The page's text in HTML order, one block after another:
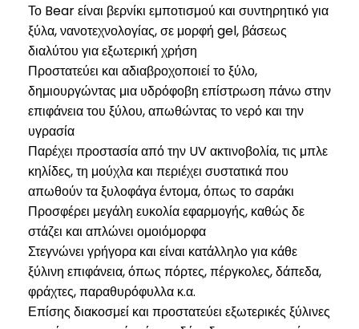
Το Bear είναι βερνίκι εμποτισμού και συντηρητικό για
ξύλα, νανοτεχνολογίας, σε μορφή gel, βάσεως
διαλύτου για εξωτερική χρήση
Προστατεύει και αδιαβροχοποιεί το ξύλο,
δημιουργώντας μια υδρόφοβη επίστρωση πάνω στην
επιφάνεια του ξύλου, απωθώντας το νερό και την
υγρασία
Παρέχει προστασία από την UV ακτινοβολία, τις μπλε
κηλίδες, τη μούχλα και περιέχει συστατικά που
απωθούν τα ξυλοφάγα έντομα, όπως το σαράκι
Προσφέρει μεγάλη ευκολία εφαρμογής, καθώς δε
στάζει και απλώνει ομοιόμορφα
Στεγνώνει γρήγορα και είναι κατάλληλο για κάθε
ξύλινη επιφάνεια, όπως πόρτες, πέργκολες, δάπεδα,
φράχτες, παραθυρόφυλλα κ.α.
Επίσης διακοσμεί και προστατεύει εξωτερικές ξύλινες